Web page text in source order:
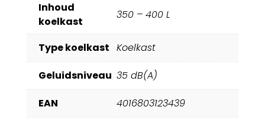
Inhoud
koelkast
350 – 400 L
Type koelkast Koelkast
Geluidsniveau 35 dB(A)
EAN 4016803123439